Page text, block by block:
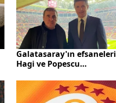
Galatasaray'ın efsaneleri
Hagi ve Popescu
izledi